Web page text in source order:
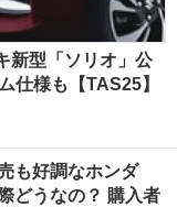
新型「ソリオ」公
仕様も【TAS25】
も好調なホンダ
どうなの？ 購入者